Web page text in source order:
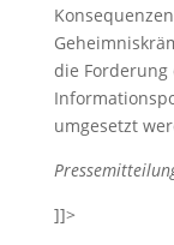
die
umgesetzt
]]>